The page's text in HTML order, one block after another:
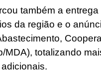
também a
da região e o
MDA), totalizando